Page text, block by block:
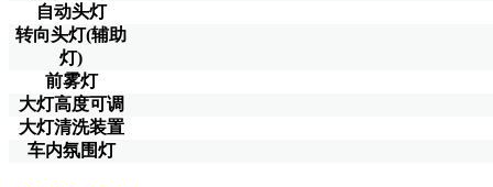
自动头灯
转向头灯(辅助
灯)
前雾灯
大灯高度可调
大灯清洗装置
车内氛围灯